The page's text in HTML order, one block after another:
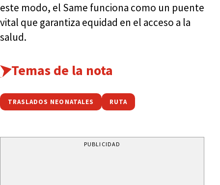
este modo, el Same funciona como un puente
vital que garantiza equidad en el acceso a la
salud.
Temas de la nota
TRASLADOS NEONATALES RUTA
PUBLICIDAD